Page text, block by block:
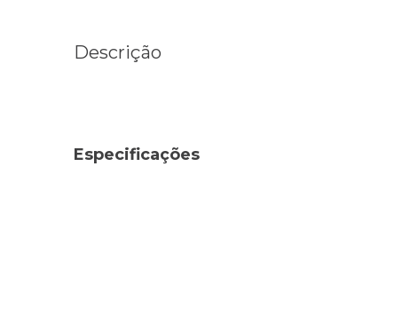
Descrição
Especificações